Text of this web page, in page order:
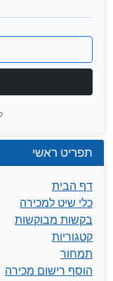
תפריט ראשי
דף הבית
כלי שיט למכירה
בקשות מבוקשות
קטגוריות
תמחור
הוסף רישום מכירה